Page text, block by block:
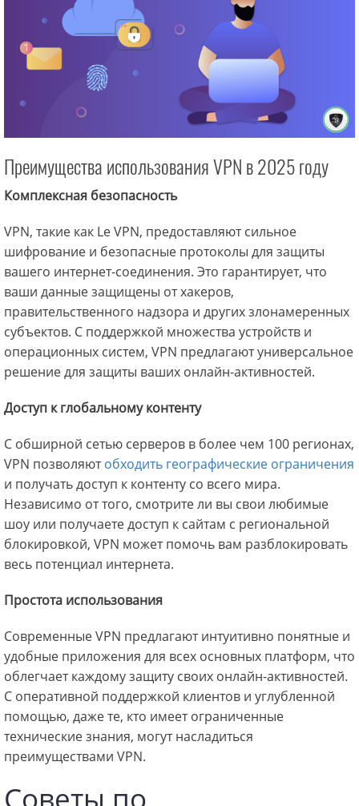
Преимущества использования VPN в 2025 году
Комплексная безопасность
VPN, такие как Le VPN, предоставляют сильное
шифрование и безопасные протоколы для защиты
вашего интернет-соединения. Это гарантирует, что
ваши данные защищены от хакеров,
правительственного надзора и других злонамеренных
субъектов. С поддержкой множества устройств и
операционных систем, VPN предлагают универсальное
решение для защиты ваших онлайн-активностей.
Доступ к глобальному контенту
С обширной сетью серверов в более чем 100 регионах,
VPN позволяютобходить географические ограничения
и получать доступ к контенту со всего мира.
Независимо от того, смотрите ли вы свои любимые
шоу или получаете доступ к сайтам с региональной
блокировкой, VPN может помочь вам разблокировать
весь потенциал интернета.
Простота использования
Современные VPN предлагают интуитивно понятные и
удобные приложения для всех основных платформ, что
облегчает каждому защиту своих онлайн-активностей.
С оперативной поддержкой клиентов и углубленной
помощью, даже те, кто имеет ограниченные
технические знания, могут насладиться
преимуществами VPN.